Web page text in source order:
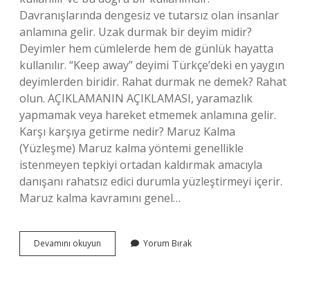
Davranışlarında dengesiz ve tutarsız olan insanlar
anlamına gelir. Uzak durmak bir deyim midir?
Deyimler hem cümlelerde hem de günlük hayatta
kullanılır. “Keep away” deyimi Türkçe’deki en yaygın
deyimlerden biridir. Rahat durmak ne demek? Rahat
olun. AÇIKLAMANIN AÇIKLAMASI, yaramazlık
yapmamak veya hareket etmemek anlamına gelir.
Karşı karşıya getirme nedir? Maruz Kalma
(Yüzleşme) Maruz kalma yöntemi genellikle
istenmeyen tepkiyi ortadan kaldırmak amacıyla
danışanı rahatsız edici durumla yüzleştirmeyi içerir.
Maruz kalma kavramını genel…
Devamını okuyun
Durmak
Yorum Bırak